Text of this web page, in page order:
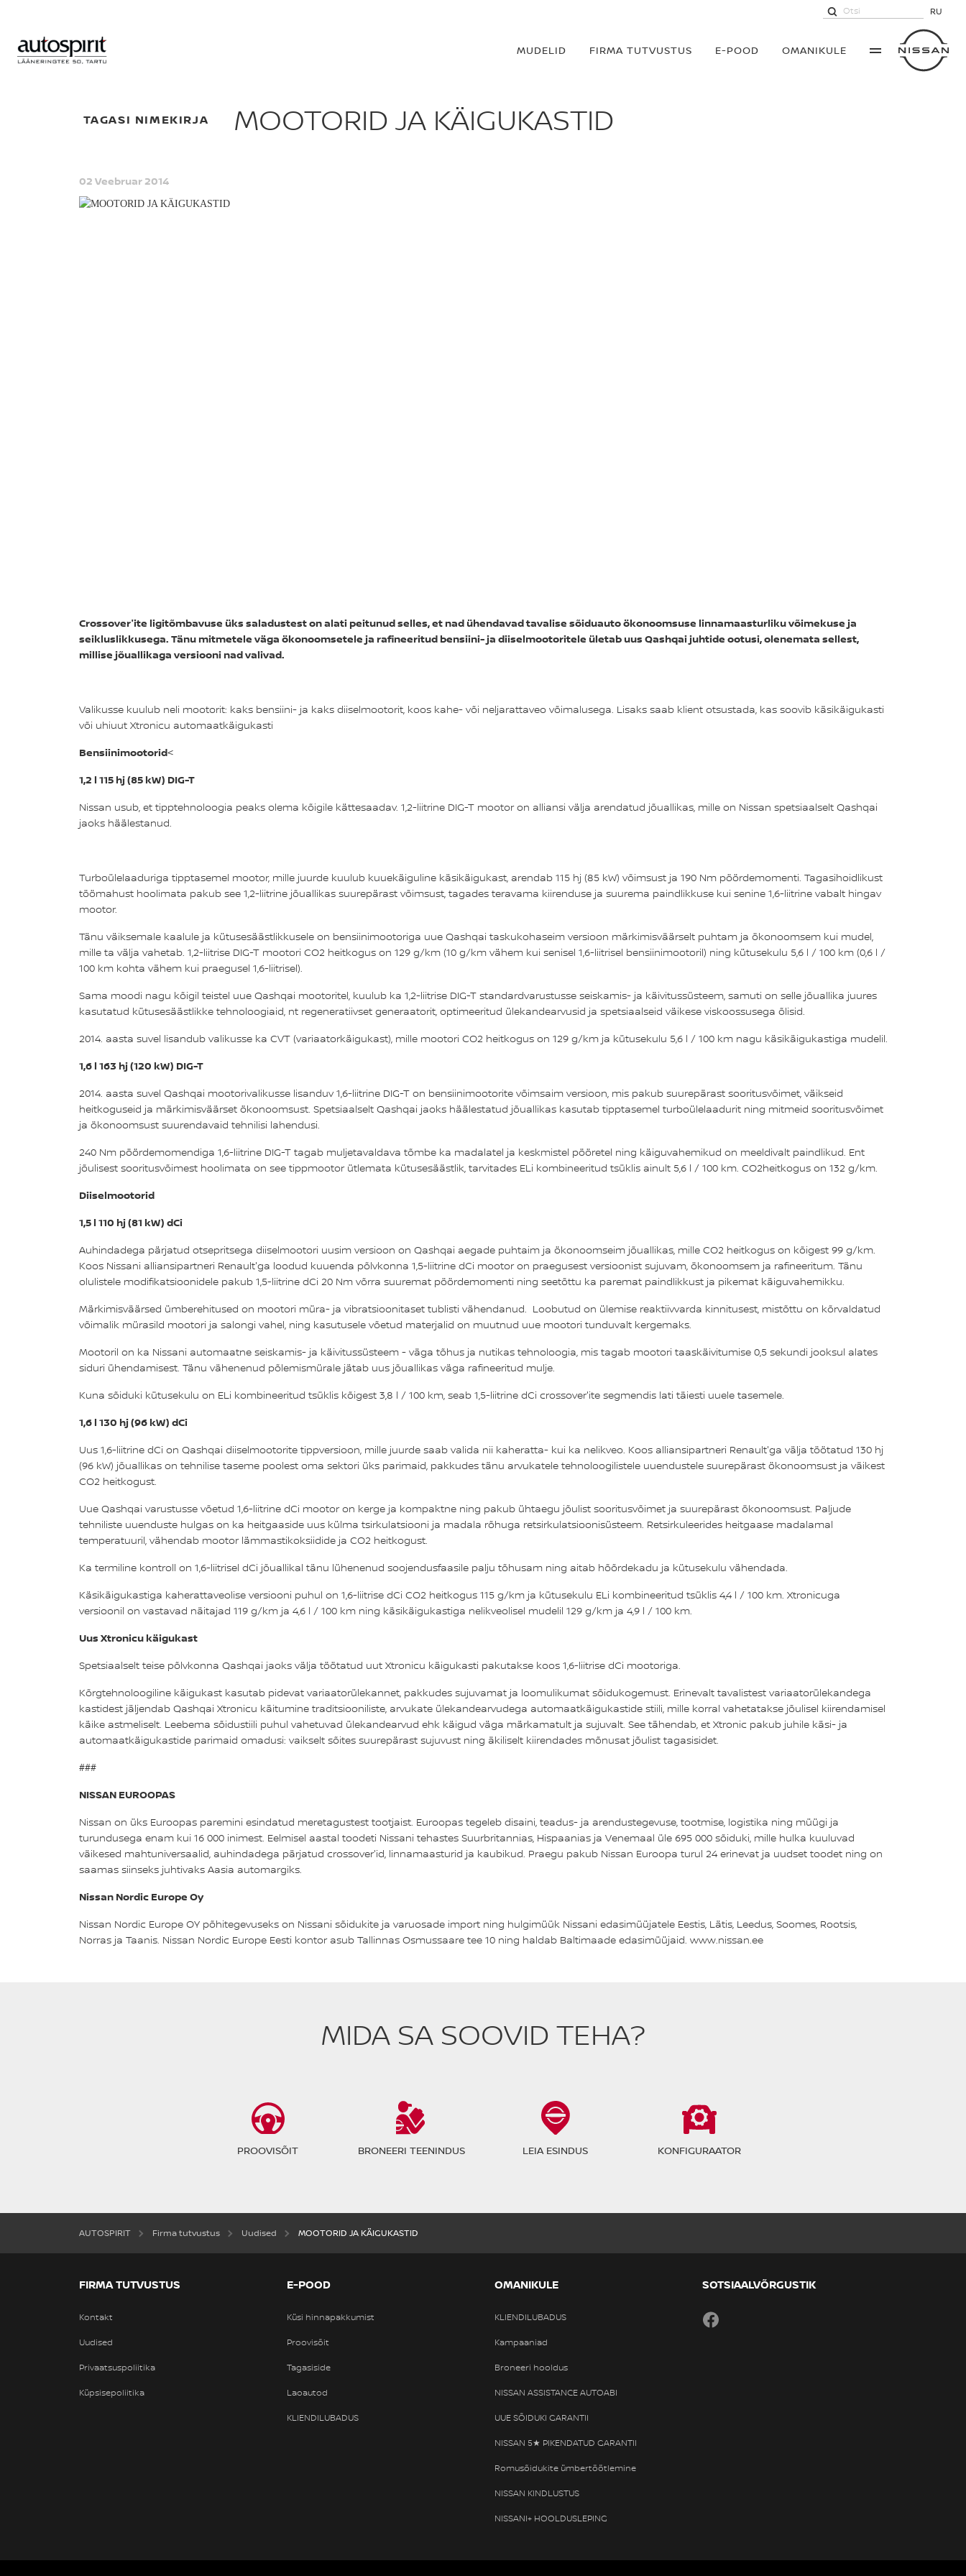
MUDELID FIRMA TUTVUSTUS E-POOD OMANIKULE
RU
TAGASI NIMEKIRJA MOOTORID JA KÄIGUKASTID
02 Veebruar 2014
Crossover'ite ligitõmbavuse üks saladustest on alati peitunud selles, et nad ühendavad tavalise sõiduauto ökonoomsuse linnamaasturliku võimekuse ja
seikluslikkusega. Tänu mitmetele väga ökonoomsetele ja rafineeritud bensiini- ja diiselmootoritele ületab uus Qashqai juhtide ootusi, olenemata sellest,
millise jõuallikaga versiooni nad valivad.
Valikusse kuulub neli mootorit: kaks bensiini- ja kaks diiselmootorit, koos kahe- või neljarattaveo võimalusega. Lisaks saab klient otsustada, kas soovib käsikäigukasti
või uhiuut Xtronicu automaatkäigukasti
Bensiinimootorid<
1,2 l 115 hj (85 kW) DIG-T
Nissan usub, et tipptehnoloogia peaks olema kõigile kättesaadav. 1,2-liitrine DIG-T mootor on alliansi välja arendatud jõuallikas, mille on Nissan spetsiaalselt Qashqai
jaoks häälestanud.
Turboülelaaduriga tipptasemel mootor, mille juurde kuulub kuuekäiguline käsikäigukast, arendab 115 hj (85 kW) võimsust ja 190 Nm pöördemomenti. Tagasihoidlikust
töömahust hoolimata pakub see 1,2-liitrine jõuallikas suurepärast võimsust, tagades teravama kiirenduse ja suurema paindlikkuse kui senine 1,6-liitrine vabalt hingav
mootor.
Tänu väiksemale kaalule ja kütusesäästlikkusele on bensiinimootoriga uue Qashqai taskukohaseim versioon märkimisväärselt puhtam ja ökonoomsem kui mudel,
mille ta välja vahetab. 1,2-liitrise DIG-T mootori CO2 heitkogus on 129 g/km (10 g/km vähem kui senisel 1,6-liitrisel bensiinimootoril) ning kütusekulu 5,6 l / 100 km (0,6 l /
100 km kohta vähem kui praegusel 1,6-liitrisel).
Sama moodi nagu kõigil teistel uue Qashqai mootoritel, kuulub ka 1,2-liitrise DIG-T standardvarustusse seiskamis- ja käivitussüsteem, samuti on selle jõuallika juures
kasutatud kütusesäästlikke tehnoloogiaid, nt regeneratiivset generaatorit, optimeeritud ülekandearvusid ja spetsiaalseid väikese viskoossusega õlisid.
2014. aasta suvel lisandub valikusse ka CVT (variaatorkäigukast), mille mootori CO2 heitkogus on 129 g/km ja kütusekulu 5,6 l / 100 km nagu käsikäigukastiga mudelil.
1,6 l 163 hj (120 kW) DIG-T
2014. aasta suvel Qashqai mootorivalikusse lisanduv 1,6-liitrine DIG-T on bensiinimootorite võimsaim versioon, mis pakub suurepärast sooritusvõimet, väikseid
heitkoguseid ja märkimisväärset ökonoomsust. Spetsiaalselt Qashqai jaoks häälestatud jõuallikas kasutab tipptasemel turboülelaadurit ning mitmeid sooritusvõimet
ja ökonoomsust suurendavaid tehnilisi lahendusi.
240 Nm pöördemomendiga 1,6-liitrine DIG-T tagab muljetavaldava tõmbe ka madalatel ja keskmistel pööretel ning käiguvahemikud on meeldivalt paindlikud. Ent
jõulisest sooritusvõimest hoolimata on see tippmootor ütlemata kütusesäästlik, tarvitades ELi kombineeritud tsüklis ainult 5,6 l / 100 km. CO2heitkogus on 132 g/km.
Diiselmootorid
1,5 l 110 hj (81 kW) dCi
Auhindadega pärjatud otsepritsega diiselmootori uusim versioon on Qashqai aegade puhtaim ja ökonoomseim jõuallikas, mille CO2 heitkogus on kõigest 99 g/km.
Koos Nissani alliansipartneri Renault'ga loodud kuuenda põlvkonna 1,5-liitrine dCi mootor on praegusest versioonist sujuvam, ökonoomsem ja rafineeritum. Tänu
olulistele modifikatsioonidele pakub 1,5-liitrine dCi 20 Nm võrra suuremat pöördemomenti ning seetõttu ka paremat paindlikkust ja pikemat käiguvahemikku.
Märkimisväärsed ümberehitused on mootori müra- ja vibratsioonitaset tublisti vähendanud. Loobutud on ülemise reaktiivvarda kinnitusest, mistõttu on kõrvaldatud
võimalik mürasild mootori ja salongi vahel, ning kasutusele võetud materjalid on muutnud uue mootori tunduvalt kergemaks.
Mootoril on ka Nissani automaatne seiskamis- ja käivitussüsteem - väga tõhus ja nutikas tehnoloogia, mis tagab mootori taaskäivitumise 0,5 sekundi jooksul alates
siduri ühendamisest. Tänu vähenenud põlemismürale jätab uus jõuallikas väga rafineeritud mulje.
Kuna sõiduki kütusekulu on ELi kombineeritud tsüklis kõigest 3,8 l / 100 km, seab 1,5-liitrine dCi crossover'ite segmendis lati täiesti uuele tasemele.
1,6 l 130 hj (96 kW) dCi
Uus 1,6-liitrine dCi on Qashqai diiselmootorite tippversioon, mille juurde saab valida nii kaheratta- kui ka nelikveo. Koos alliansipartneri Renault'ga välja töötatud 130 hj
(96 kW) jõuallikas on tehnilise taseme poolest oma sektori üks parimaid, pakkudes tänu arvukatele tehnoloogilistele uuendustele suurepärast ökonoomsust ja väikest
CO2 heitkogust.
Uue Qashqai varustusse võetud 1,6-liitrine dCi mootor on kerge ja kompaktne ning pakub ühtaegu jõulist sooritusvõimet ja suurepärast ökonoomsust. Paljude
tehniliste uuenduste hulgas on ka heitgaaside uus külma tsirkulatsiooni ja madala rõhuga retsirkulatsioonisüsteem. Retsirkuleerides heitgaase madalamal
temperatuuril, vähendab mootor lämmastikoksiidide ja CO2 heitkogust.
Ka termiline kontroll on 1,6-liitrisel dCi jõuallikal tänu lühenenud soojendusfaasile palju tõhusam ning aitab hõõrdekadu ja kütusekulu vähendada.
Käsikäigukastiga kaherattaveolise versiooni puhul on 1,6-liitrise dCi CO2 heitkogus 115 g/km ja kütusekulu ELi kombineeritud tsüklis 4,4 l / 100 km. Xtronicuga
versioonil on vastavad näitajad 119 g/km ja 4,6 l / 100 km ning käsikäigukastiga nelikveolisel mudelil 129 g/km ja 4,9 l / 100 km.
Uus Xtronicu käigukast
Spetsiaalselt teise põlvkonna Qashqai jaoks välja töötatud uut Xtronicu käigukasti pakutakse koos 1,6-liitrise dCi mootoriga.
Kõrgtehnoloogiline käigukast kasutab pidevat variaatorülekannet, pakkudes sujuvamat ja loomulikumat sõidukogemust. Erinevalt tavalistest variaatorülekandega
kastidest jäljendab Qashqai Xtronicu käitumine traditsiooniliste, arvukate ülekandearvudega automaatkäigukastide stiili, mille korral vahetatakse jõulisel kiirendamisel
käike astmeliselt. Leebema sõidustiili puhul vahetuvad ülekandearvud ehk käigud väga märkamatult ja sujuvalt. See tähendab, et Xtronic pakub juhile käsi- ja
automaatkäigukastide parimaid omadusi: vaikselt sõites suurepärast sujuvust ning äkiliselt kiirendades mõnusat jõulist tagasisidet.
###
NISSAN EUROOPAS
Nissan on üks Euroopas paremini esindatud meretagustest tootjaist. Euroopas tegeleb disaini, teadus- ja arendustegevuse, tootmise, logistika ning müügi ja
turundusega enam kui 16 000 inimest. Eelmisel aastal toodeti Nissani tehastes Suurbritannias, Hispaanias ja Venemaal üle 695 000 sõiduki, mille hulka kuuluvad
väikesed mahtuniversaalid, auhindadega pärjatud crossover'id, linnamaasturid ja kaubikud. Praegu pakub Nissan Euroopa turul 24 erinevat ja uudset toodet ning on
saamas siinseks juhtivaks Aasia automargiks.
Nissan Nordic Europe Oy
Nissan Nordic Europe OY põhitegevuseks on Nissani sõidukite ja varuosade import ning hulgimüük Nissani edasimüüjatele Eestis, Lätis, Leedus, Soomes, Rootsis,
Norras ja Taanis. Nissan Nordic Europe Eesti kontor asub Tallinnas Osmussaare tee 10 ning haldab Baltimaade edasimüüjaid. www.nissan.ee
MIDA SA SOOVID TEHA?
PROOVISÕIT BRONEERI TEENINDUS LEIA ESINDUS KONFIGURAATOR
AUTOSPIRIT Firma tutvustus Uudised MOOTORID JA KÄIGUKASTID
FIRMA TUTVUSTUS
Kontakt
Uudised
Privaatsuspoliitika
Küpsisepoliitika
E-POOD
Küsi hinnapakkumist
Proovisõit
Tagasiside
Laoautod
KLIENDILUBADUS
OMANIKULE
KLIENDILUBADUS
Kampaaniad
Broneeri hooldus
NISSAN ASSISTANCE AUTOABI
UUE SÕIDUKI GARANTII
NISSAN 5★ PIKENDATUD GARANTII
Romusõidukite ümbertöötlemine
NISSAN KINDLUSTUS
NISSANI+ HOOLDUSLEPING
SOTSIAALVÕRGUSTIK